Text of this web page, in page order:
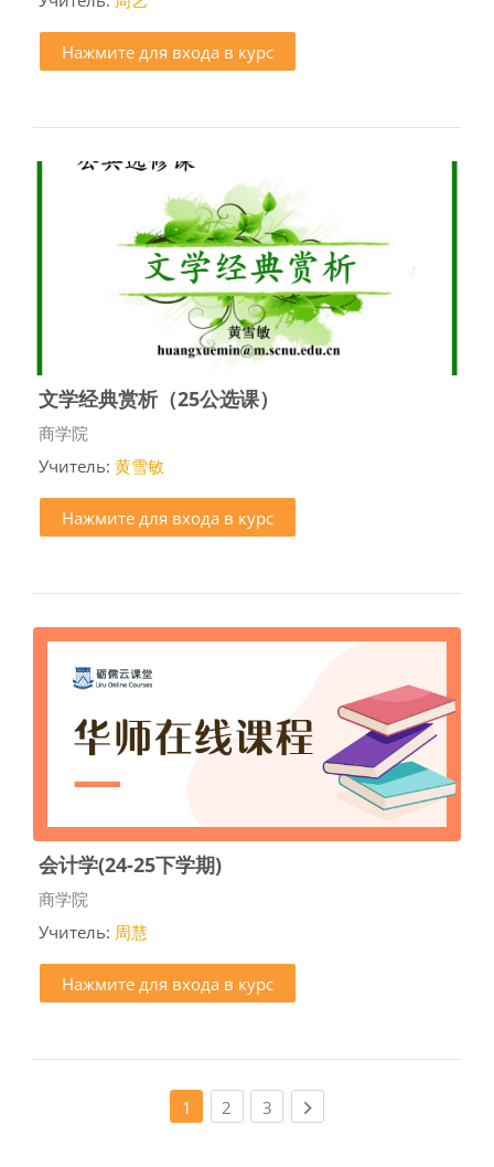
Нажмите для входа в курс
文学经典赏析（25公选课）
Категория курса
商学院
Учитель: 黄雪敏
Нажмите для входа в курс
会计学(24-25下学期)
Категория курса
商学院
Учитель: 周慧
Нажмите для входа в курс
1 2 (current)
3(current)Next page